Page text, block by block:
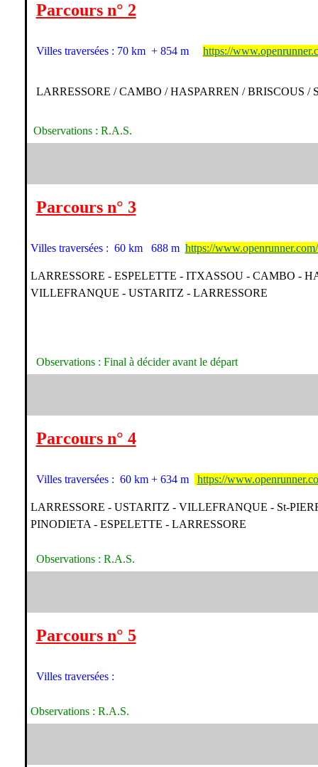
Parcours n° 2
Villes traversées : 70 km + 854 m https://
LARRESSORE / CAMBO / HASPARREN / BRISCOUS
Observations : R.A.S.
Parcours n° 3
Villes traversées : 60 km 688 m https://
LARRESSORE - ESPELETTE - ITXASSOU - CAMBO -
VILLEFRANQUE - USTARITZ - LARRESSORE
Observations : Final à décider avant le départ
Parcours n° 4
Villes traversées : 60 km + 634 m https://
LARRESSORE - USTARITZ - VILLEFRANQUE - St-
PINODIETA - ESPELETTE - LARRESSORE
Observations : R.A.S.
Parcours n° 5
Villes traversées :
Observations : R.A.S.